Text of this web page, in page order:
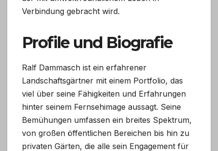
Verbindung gebracht wird.
Profile und Biografie
Ralf Dammasch ist ein erfahrener
Landschaftsgärtner mit einem Portfolio, das
viel über seine Fähigkeiten und Erfahrungen
hinter seinem Fernsehimage aussagt. Seine
Bemühungen umfassen ein breites Spektrum,
von großen öffentlichen Bereichen bis hin zu
privaten Gärten, die alle sein Engagement für